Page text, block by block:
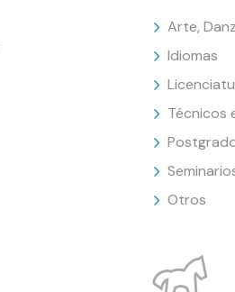
Arte,
Idiomas
Técnicos
Otros